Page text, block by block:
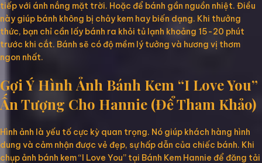
tiếp với ánh nắng mặt trời. Hoặc để bánh gần nguồn nhiệt. Điều
này giúp bánh không bị chảy kem hay biến dạng. Khi thưởng
thức, bạn chỉ cần lấy bánh ra khỏi tủ lạnh khoảng 15-20 phút
trước khi cắt. Bánh sẽ có độ mềm lý tưởng và hương vị thơm
ngon nhất.
Gợi Ý Hình Ảnh Bánh Kem “I Love You”
Ấn Tượng Cho Hannie (Để Tham Khảo)
Hình ảnh là yếu tố cực kỳ quan trọng. Nó giúp khách hàng hình
dung và cảm nhận được vẻ đẹp, sự hấp dẫn của chiếc bánh. Khi
chụp ảnh bánh kem “I Love You” tại Bánh Kem Hannie để đăng tải